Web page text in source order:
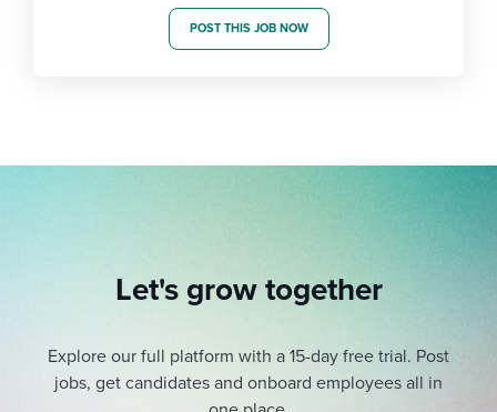
POST THIS JOB NOW
Let's grow together
Explore our full platform with a 15-day free trial. Post
jobs, get candidates and onboard employees all in